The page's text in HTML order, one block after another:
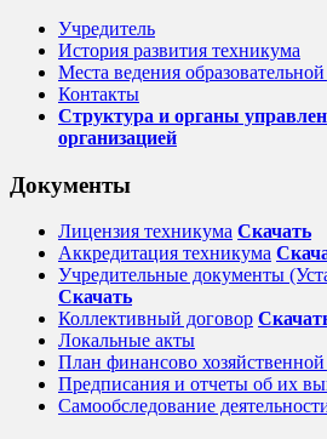
Учредитель
История развития техникума
Места ведения образовательной
Контакты
Структура и органы
организацией
Документы
Лицензия техникума Скачать
Аккредитация техникума
Учредительные документы
Скачать
Коллективный договор
Локальные акты
План финансово хозяйственной
Предписания и отчеты об их
Самообследование